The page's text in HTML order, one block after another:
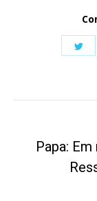
Papa: